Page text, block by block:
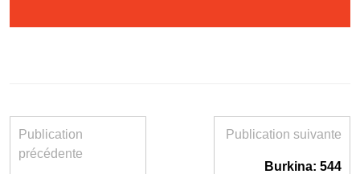
Publication
précédente
Publication suivante
Burkina: 544